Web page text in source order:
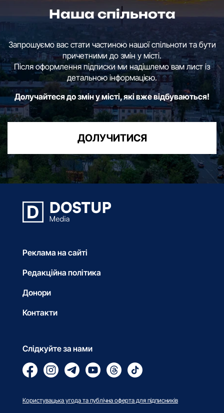
Наша спільнота
Запрошуємо вас стати частиною нашої спільноти та бути
причетними до змін у місті.
Після оформлення підписки ми надішлемо вам лист із
детальною інформацією.
Долучайтеся до змін у місті, які вже відбуваються!
ДОЛУЧИТИСЯ
Реклама на сайті
Редакційна політика
Донори
Контакти
Слідкуйте за нами
Користувацька угода та публічна оферта для підписників